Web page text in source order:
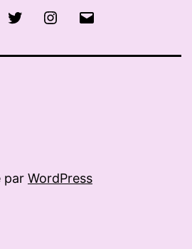
Twitter Instagram
par WordPress